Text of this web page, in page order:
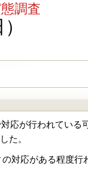
調査
応が行われてい
た。
対応がある程度